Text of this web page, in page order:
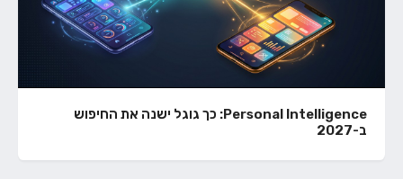
Personal Intelligence: כך גוגל ישנה את החיפוש
ב-2027